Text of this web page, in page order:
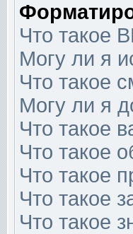
Что такое
Могу ли я
Что такое
Могу ли я
Что такое
Что такое
Что такое
Что такое
Что такое